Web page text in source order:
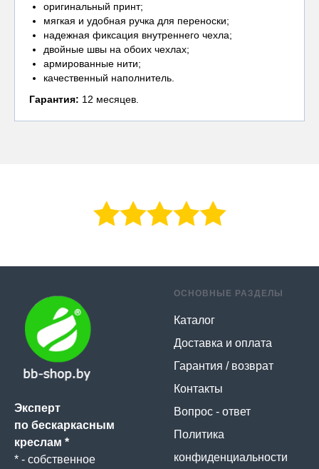
оригинальный принт;
мягкая и удобная ручка для переноски;
надежная фиксация внутреннего чехла;
двойные швы на обоих чехлах;
армированные нити;
качественный наполнитель.
Гарантия: 12 месяцев.
Эксперт
по бескаркасным
креслам *
* - собственное
ОСНОВНЫЕ РАЗДЕЛЫ
Каталог
Доставка и оплата
Гарантия / возврат
Контакты
Вопрос - ответ
Политика
конфиденциальности